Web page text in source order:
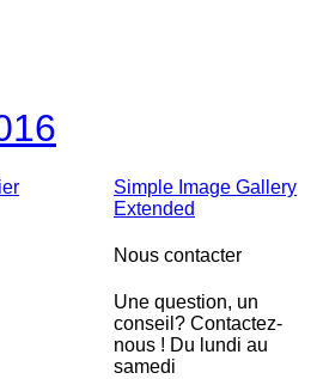
Simple Image Gallery
Extended
Nous contacter
Une question, un
conseil? Contactez-
nous ! Du lundi au
samedi